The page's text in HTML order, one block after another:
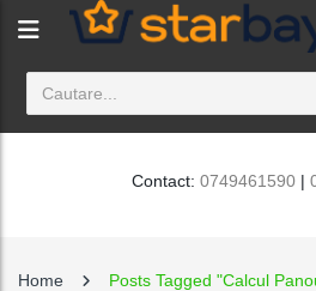
Contact: 0749461590|
Home
Posts Tagged "Calcul